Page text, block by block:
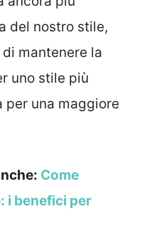
del nostro stile,
mantenere la
uno stile più
una maggiore
Come
i benefici per